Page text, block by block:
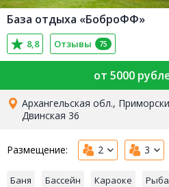
База отдыха «БоброФФ»
8,8 Отзывы 75
от 5000
Архангельская обл.,
Двинская 36
Размещение: 2 3
Баня Бассейн Караоке